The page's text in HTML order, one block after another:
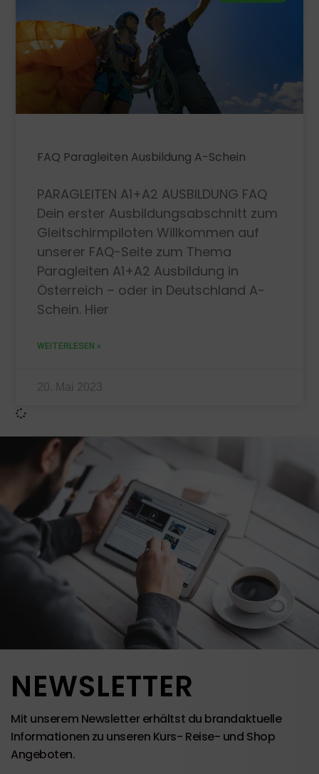
FAQ Paragleiten Ausbildung A-Schein
PARAGLEITEN A1+A2 AUSBILDUNG FAQ
Dein erster Ausbildungsabschnitt zum
Gleitschirmpiloten Willkommen auf
unserer FAQ-Seite zum Thema
Paragleiten A1+A2 Ausbildung in
Österreich – oder in Deutschland A-
Schein. Hier
WEITERLESEN »
20. Mai 2023
NEWSLETTER
Mit unserem Newsletter erhältst du brandaktuelle
Informationen zu unseren Kurs- Reise- und Shop
Angeboten.